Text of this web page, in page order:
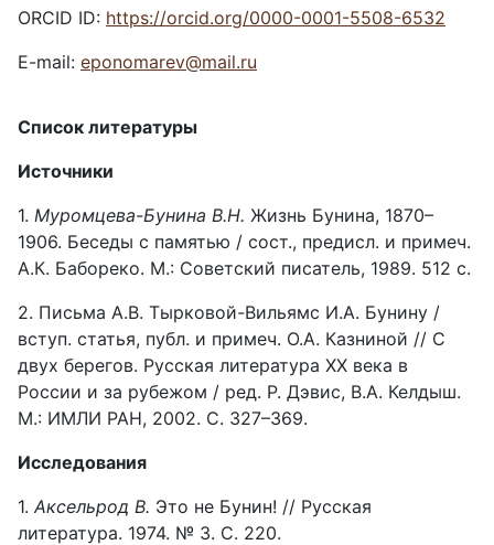
ORCID ID: https://orcid.org/0000-0001-5508-6532
E-mail: eponomarev@mail.ru
Список литературы
Источники
1. Муромцева-Бунина В.Н. Жизнь Бунина, 1870–
1906. Беседы с памятью / сост., предисл. и примеч.
А.К. Бабореко. М.: Советский писатель, 1989. 512 с.
2. Письма А.В. Тырковой-Вильямс И.А. Бунину /
вступ. статья, публ. и примеч. О.А. Казниной // С
двух берегов. Русская литература ХХ века в
России и за рубежом / ред. Р. Дэвис, В.А. Келдыш.
М.: ИМЛИ РАН, 2002. С. 327–369.
Исследования
1. Аксельрод В. Это не Бунин! // Русская
литература. 1974. № 3. С. 220.